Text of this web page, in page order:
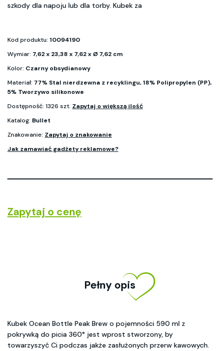
szkody dla napoju lub dla torby. Kubek za
Kod produktu: 10094190
Wymiar: 7,62 x 23,38 x 7,62 x Ø 7,62 cm
Kolor: Czarny obsydianowy
Materiał: 77% Stal nierdzewna z recyklingu, 18% Polipropylen (PP),
5% Tworzywo silikonowe
Dostępność: 1326 szt. Zapytaj o większą ilość
Katalog: Bullet
Znakowanie: Zapytaj o znakowanie
Jak zamawiać gadżety reklamowe?
Zapytaj o cenę
Pełny opis
Kubek Ocean Bottle Peak Brew o pojemności 590 ml z
pokrywką do picia 360° jest wprost stworzony, by
towarzyszyć Ci podczas jakże zasłużonych przerw kawowych.